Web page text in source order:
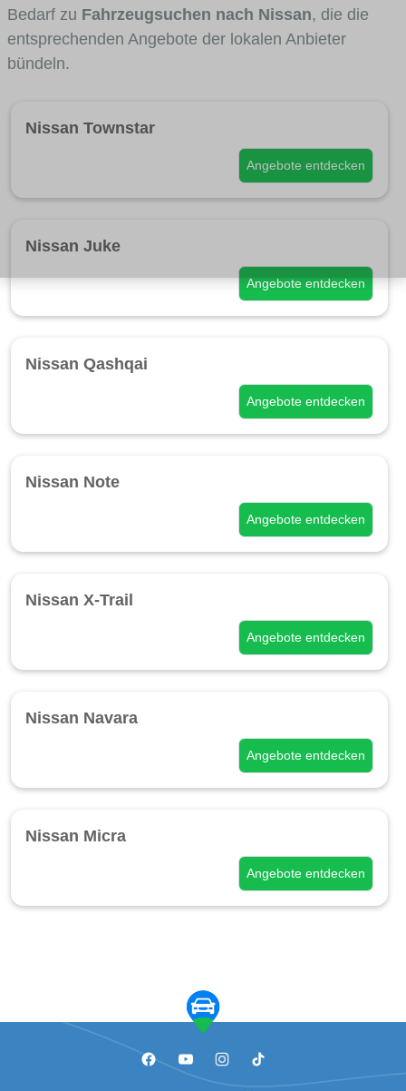
Bedarf zu Fahrzeugsuchen nach Nissan, die die
entsprechenden Angebote der lokalen Anbieter
bündeln.
Nissan Townstar
Angebote entdecken
Nissan Juke
Angebote entdecken
Nissan Qashqai
Angebote entdecken
Nissan Note
Angebote entdecken
Nissan X-Trail
Angebote entdecken
Nissan Navara
Angebote entdecken
Nissan Micra
Angebote entdecken